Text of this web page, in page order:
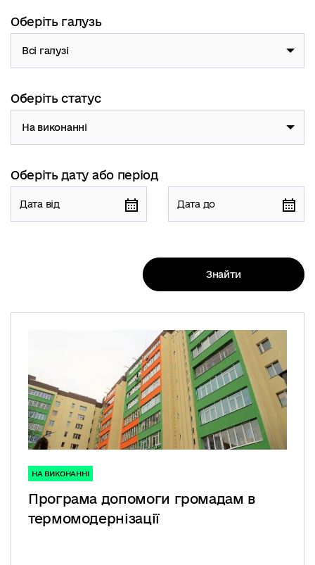
Оберіть галузь
Всі галузі
Оберіть статус
На виконанні
Оберіть дату або період
Знайти
НА ВИКОНАННІ
Програма допомоги громадам в
термомодернізації